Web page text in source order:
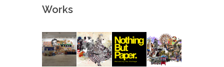
Works